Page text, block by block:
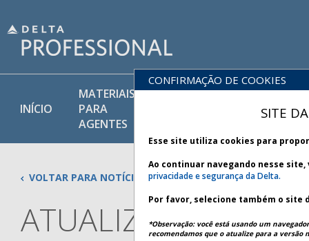
INÍCIO
MATERIAIS
PARA
AGENTES
E SERVIÇOS
VOLTAR PARA NOTÍCIAS
ATUALIZAÇÃO DE
CONFIRMAÇÃO DE COOKIES
SITE
Esse site utiliza cookies para
Ao continuar navegando nesse
privacidade e segurança da Delta.
Por favor, selecione também o site
*Observação: você está usando um
recomendamos que o atualize para a versão